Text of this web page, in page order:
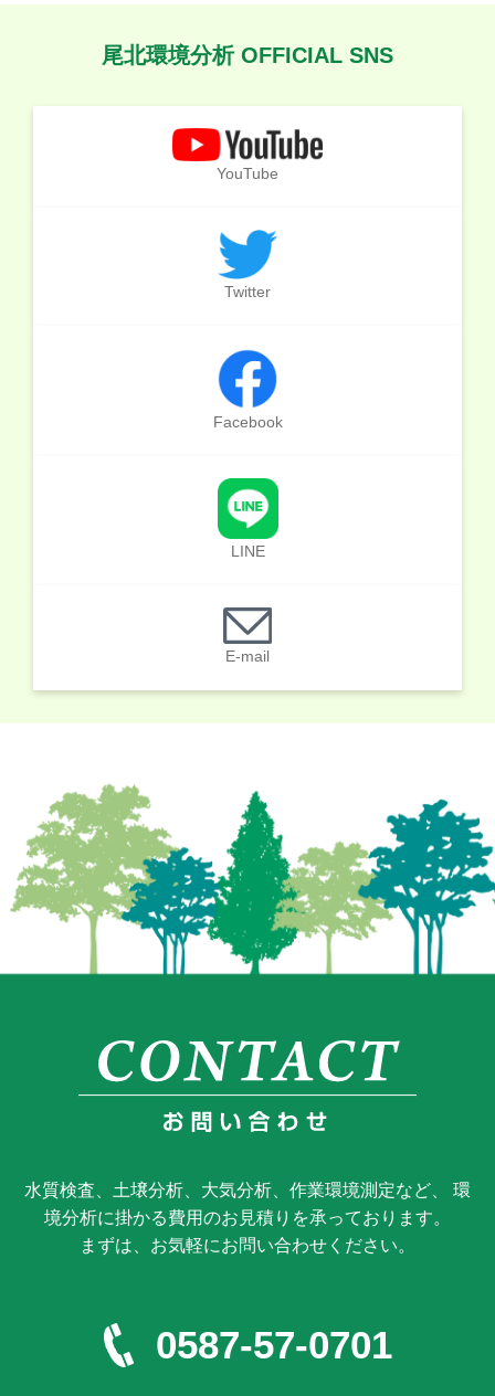
尾北環境分析 OFFICIAL SNS
YouTube
Twitter
Facebook
LINE
E-mail
水質検査、土壌分析、大気分析、作業環境測定など、 環
境分析に掛かる費用のお見積りを承っております。
まずは、お気軽にお問い合わせください。
0587-57-0701